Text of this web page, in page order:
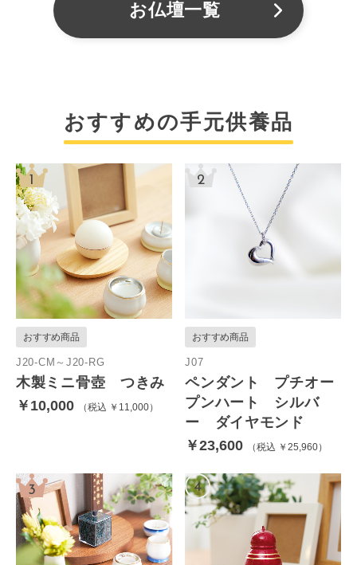
お仏壇一覧
おすすめの手元供養品
おすすめ商品
J20-CM～J20-RG
木製ミニ骨壺 つきみ
￥10,000
税込 ￥11,000
おすすめ商品
J07
ペンダント プチオー
プンハート シルバ
ー ダイヤモンド
￥23,600
税込 ￥25,960